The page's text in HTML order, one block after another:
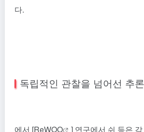
다.
독립적인 관찰을 넘어선 추론
에서 [ReWOO
] 연구에서 쉬 등은